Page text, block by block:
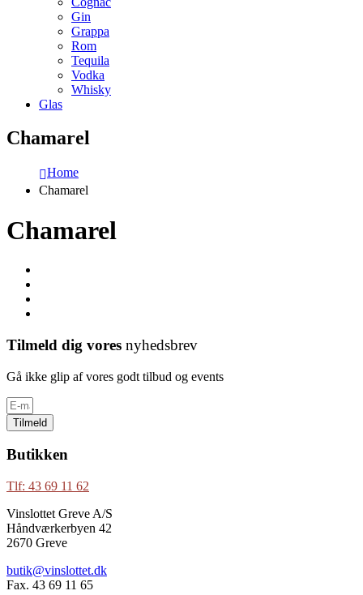
Gin
Grappa
Rom
Tequila
Vodka
Whisky
Glas
Chamarel
Home
Chamarel
Chamarel
Tilmeld dig vores nyhedsbrev
Gå ikke glip af vores godt tilbud og events
Tilmeld
Butikken
Tlf: 43 69 11 62
Vinslottet Greve A/S
Håndværkerbyen 42
2670 Greve
butik@vinslottet.dk
Fax. 43 69 11 65